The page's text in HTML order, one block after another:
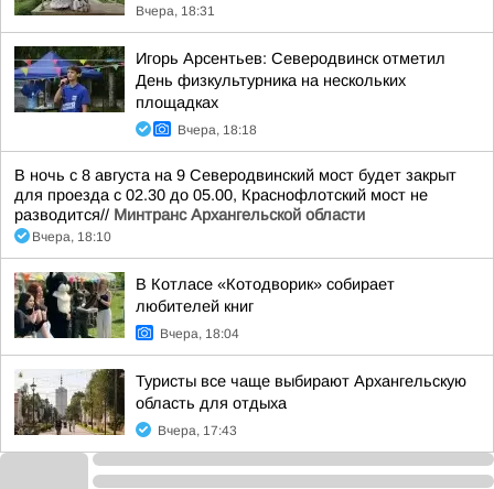
Вчера, 18:31
Игорь Арсентьев: Северодвинск отметил
День физкультурника на нескольких
площадках
Вчера, 18:18
В ночь с 8 августа на 9 Северодвинский мост будет закрыт
для проезда с 02.30 до 05.00, Краснофлотский мост не
разводится// Минтранс Архангельской области
Вчера, 18:10
В Котласе «Котодворик» собирает
любителей книг
Вчера, 18:04
Туристы все чаще выбирают Архангельскую
область для отдыха
Вчера, 17:43